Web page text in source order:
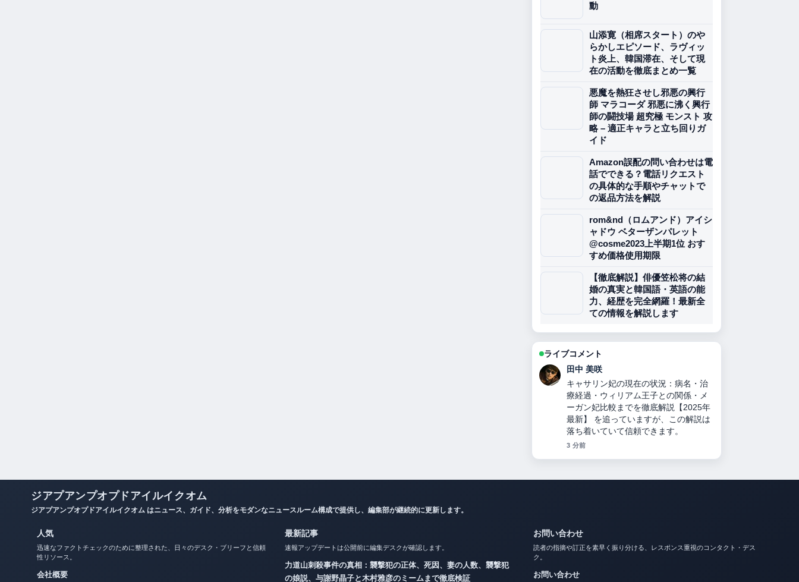
動
山添寛（相席スタート）のや
らかしエピソード、ラヴィッ
ト炎上、韓国滞在、そして現
在の活動を徹底まとめ一覧
悪魔を熱狂させし邪悪の興行
師 マラコーダ 邪悪に沸く興行
師の闘技場 超究極 モンスト 攻
略 – 適正キャラと立ち回りガ
イド
Amazon誤配の問い合わせは電
話でできる？電話リクエスト
の具体的な手順やチャットで
の返品方法を解説
rom&nd（ロムアンド）アイシ
ャドウ ベターザンパレット
@cosme2023上半期1位 おす
すめ価格使用期限
【徹底解説】俳優笠松将の結
婚の真実と韓国語・英語の能
力、経歴を完全網羅！最新全
ての情報を解説します
ライブコメント
中村 悠斗
力道山刺殺事件の真相：襲撃犯の正
体、死因、妻の人数、襲撃犯の娘説、
与謝野晶子と木村雅彦のミームまで徹
底検証 の背景説明が助かります。ライ
ブ更新を続けてください。
5 分前
ジアプアンプオプドアイルイクオム
ジアプアンプオプドアイルイクオム はニュース、ガイド、分析をモダンなニュースルーム構成で提供し、編集部が継続的に更新します。
人気
迅速なファクトチェックのために整理された、日々のデスク・ブリーフと信頼
性リソース。
会社概要
最新記事
速報アップデートは公開前に編集デスクが確認します。
力道山刺殺事件の真相：襲撃犯の正体、死因、妻の人数、襲撃犯
の娘説、与謝野晶子と木村雅彦のミームまで徹底検証
お問い合わせ
読者の指摘や訂正を素早く振り分ける、レスポンス重視のコンタクト・デス
ク。
お問い合わせ